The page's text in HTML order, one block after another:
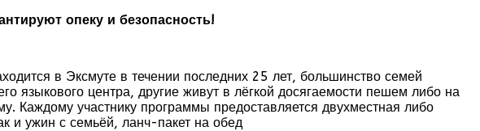
опеку и безопасность!
в Эксмуте в течении последних 25 лет, большинство семей
центра, другие живут в лёгкой досягаемости пешем либо на
Каждому участнику программы предоставляется двухместная либо
и ужин с семьёй, ланч-пакет на обед